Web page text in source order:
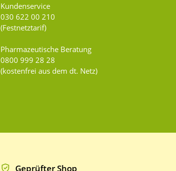
Kundenservice
030 622 00 210
(Festnetztarif)
Pharmazeutische Beratung
0800 999 28 28
(kostenfrei aus dem dt. Netz)
Geprüfter Shop